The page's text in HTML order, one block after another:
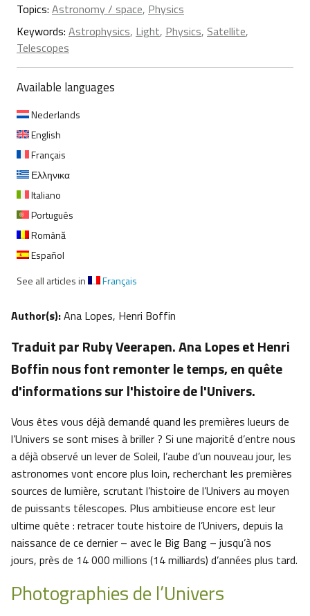
Topics: Astronomy / space, Physics
Keywords: Astrophysics, Light, Physics, Satellite,
Telescopes
Available languages
Nederlands
English
Français
Ελληνικα
Italiano
Português
Română
Español
See all articles in
Français
Author(s):Ana Lopes, Henri Boffin
Traduit par Ruby Veerapen. Ana Lopes et Henri
Boffin nous font remonter le temps, en quête
d'informations sur l'histoire de l'Univers.
Vous êtes vous déjà demandé quand les premières lueurs de
l’Univers se sont mises à briller ? Si une majorité d’entre nous
a déjà observé un lever de Soleil, l’aube d’un nouveau jour, les
astronomes vont encore plus loin, recherchant les premières
sources de lumière, scrutant l’histoire de l’Univers au moyen
de puissants télescopes. Plus ambitieuse encore est leur
ultime quête : retracer toute histoire de l’Univers, depuis la
naissance de ce dernier – avec le Big Bang – jusqu’à nos
jours, près de 14 000 millions (14 milliards) d’années plus tard.
Photographies de l’Univers